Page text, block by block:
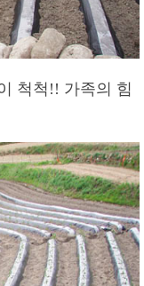
척척!! 가족의 힘